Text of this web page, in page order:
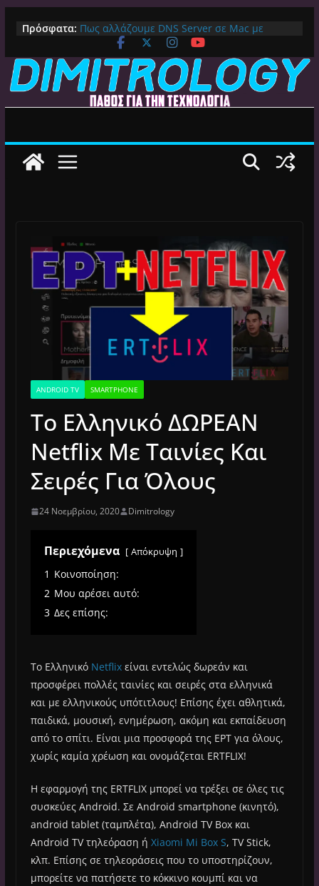
περιεχόμενο
Πρόσφατα: Πως αλλάζουμε DNS Server σε Mac με
MacOS Ventura (Macbook, Mac Mini, iMac,
κλπ)
IPVanish Προσφορά: 83% Έκπτωση στο
Premium VPN – Δες γιατί αξίζει
Alive GR Kodi: Γιατί Δεν Λειτουργεί Πλέον το
Android TV | CX File Explorer, Καθαρισμός
Ο Καλύτερος Launcher για Android TV /
ANDROID TV SMARTPHONE
Το Ελληνικό ΔΩΡΕΑΝ
Netflix Με Ταινίες Και
Σειρές Για Όλους
24 Νοεμβρίου, 2020 Dimitrology
Περιεχόμενα Απόκρυψη
1 Κοινοποίηση:
2 Μου αρέσει αυτό:
3 Δες επίσης:
Το Ελληνικό Netflixείναι εντελώς δωρεάν και
προσφέρει πολλές ταινίες και σειρές στα ελληνικά
και με ελληνικούς υπότιτλους! Επίσης έχει αθλητικά,
παιδικά, μουσική, ενημέρωση, ακόμη και εκπαίδευση
από το σπίτι. Είναι μια προσφορά της ΕΡΤ για όλους,
χωρίς καμία χρέωση και ονομάζεται ERTFLIX!
Η εφαρμογή της ERTFLIX μπορεί να τρέξει σε όλες τις
συσκεύες Android. Σε Android smartphone (κινητό),
android tablet (ταμπλέτα), Android TV Box και
Android TV τηλεόραση ή Xiaomi Mi Box S, TV Stick,
κλπ. Επίσης σε τηλεοράσεις που το υποστηρίζουν,
μπορείτε να πατήσετε το κόκκινο κουμπί και να